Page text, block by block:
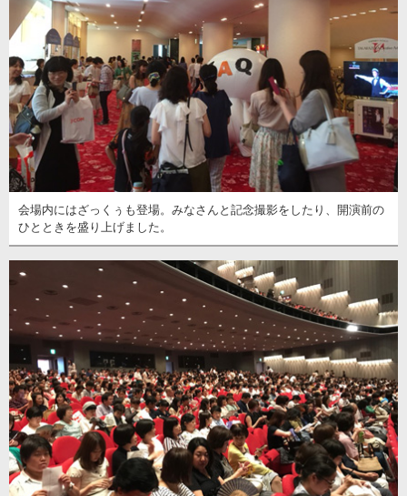
会場内にはざっくぅも登場。みなさんと記念撮影をしたり、開演前の
ひとときを盛り上げました。